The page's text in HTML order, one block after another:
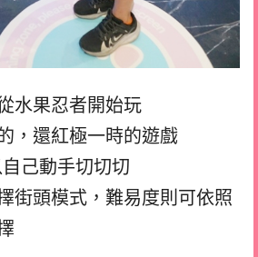
水果忍者開始玩
，還紅極一時的遊戲
己動手切切切
街頭模式，難易度則可依照